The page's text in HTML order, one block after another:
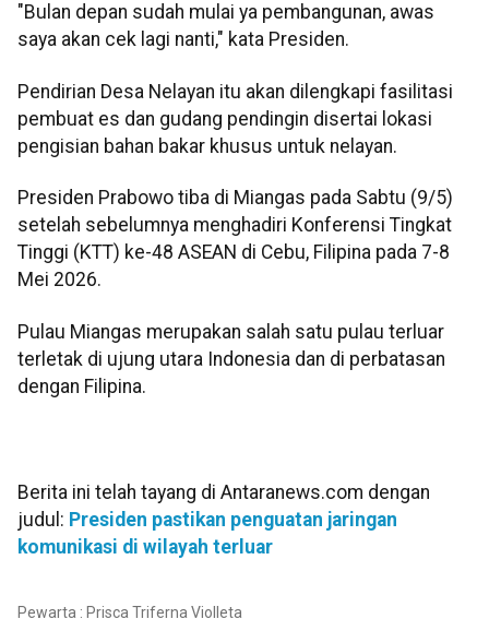
"Bulan depan sudah mulai ya pembangunan, awas
saya akan cek lagi nanti," kata Presiden.
Pendirian Desa Nelayan itu akan dilengkapi fasilitasi
pembuat es dan gudang pendingin disertai lokasi
pengisian bahan bakar khusus untuk nelayan.
Presiden Prabowo tiba di Miangas pada Sabtu (9/5)
setelah sebelumnya menghadiri Konferensi Tingkat
Tinggi (KTT) ke-48 ASEAN di Cebu, Filipina pada 7-8
Mei 2026.
Pulau Miangas merupakan salah satu pulau terluar
terletak di ujung utara Indonesia dan di perbatasan
dengan Filipina.
Berita ini telah tayang di Antaranews.com dengan
judul: Presiden pastikan penguatan jaringan
komunikasi di wilayah terluar
Pewarta : Prisca Triferna Violleta